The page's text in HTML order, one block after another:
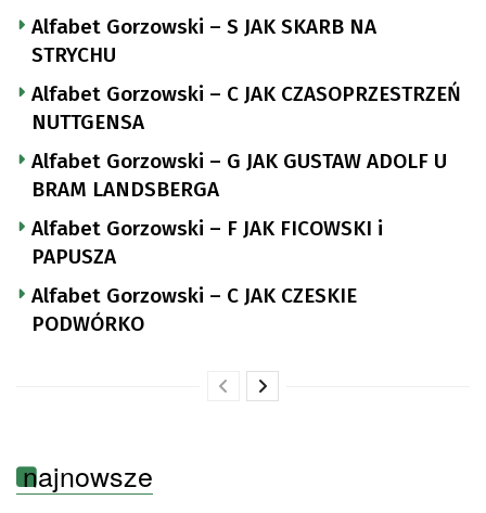
Alfabet Gorzowski – S JAK SKARB NA
STRYCHU
Alfabet Gorzowski – C JAK CZASOPRZESTRZEŃ
NUTTGENSA
Alfabet Gorzowski – G JAK GUSTAW ADOLF U
BRAM LANDSBERGA
Alfabet Gorzowski – F JAK FICOWSKI i
PAPUSZA
Alfabet Gorzowski – C JAK CZESKIE
PODWÓRKO
najnowsze